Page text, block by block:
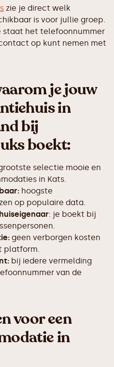
zie je direct welk
is voor jullie groep.
staat het telefoonnummer
op kunt nemen met
je jouw
in
bij
boekt:
selectie mooie en
in Kats.
hoogste
op populaire data.
: je boekt bij
geen verborgen kosten
platform.
bij iedere vermelding
van de
voor een
in